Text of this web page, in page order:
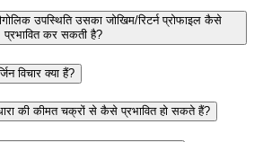
उपस्थिति उसका जोखिम/रिटर्न प्रोफाइल कैसे
प्रभावित कर सकती है?
विचार क्या हैं?
की कीमत चक्रों से कैसे प्रभावित हो सकते हैं?